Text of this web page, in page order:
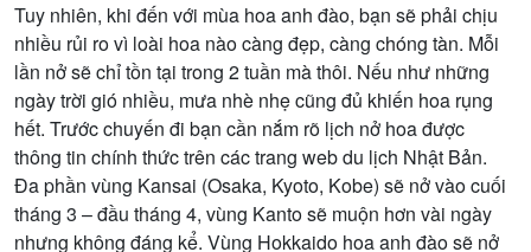
Tuy nhiên, khi đến với mùa hoa anh đào, bạn sẽ phải chịu
nhiều rủi ro vì loài hoa nào càng đẹp, càng chóng tàn. Mỗi
lần nở sẽ chỉ tồn tại trong 2 tuần mà thôi. Nếu như những
ngày trời gió nhiều, mưa nhè nhẹ cũng đủ khiến hoa rụng
hết. Trước chuyến đi bạn cần nắm rõ lịch nở hoa được
thông tin chính thức trên các trang web du lịch Nhật Bản.
Đa phần vùng Kansai (Osaka, Kyoto, Kobe) sẽ nở vào cuối
tháng 3 – đầu tháng 4, vùng Kanto sẽ muộn hơn vài ngày
nhưng không đáng kể. Vùng Hokkaido hoa anh đào sẽ nở